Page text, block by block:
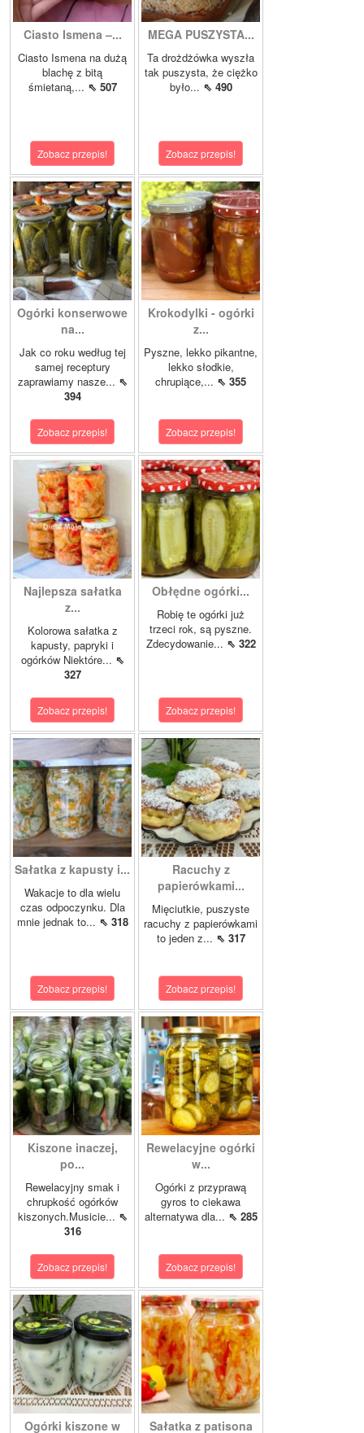
Ciasto Ismena –...
Ciasto Ismena na dużą
blachę z bitą
śmietaną,... ⇖ 507
Zobacz przepis!
MEGA PUSZYSTA...
Ta drożdżówka wyszła
tak puszysta, że ciężko
było... ⇖ 490
Zobacz przepis!
Ogórki konserwowe
na...
Jak co roku według tej
samej receptury
zaprawiamy nasze... ⇖
394
Zobacz przepis!
Krokodylki - ogórki
z...
Pyszne, lekko pikantne,
lekko słodkie,
chrupiące,... ⇖ 355
Zobacz przepis!
Najlepsza sałatka
z...
Kolorowa sałatka z
kapusty, papryki i
ogórków Niektóre... ⇖
327
Zobacz przepis!
Obłędne ogórki...
Robię te ogórki już
trzeci rok, są pyszne.
Zdecydowanie... ⇖ 322
Zobacz przepis!
Sałatka z kapusty i...
Wakacje to dla wielu
czas odpoczynku. Dla
mnie jednak to... ⇖ 318
Zobacz przepis!
Racuchy z
papierówkami...
Mięciutkie, puszyste
racuchy z papierówkami
to jeden z... ⇖ 317
Zobacz przepis!
Kiszone inaczej,
po...
Rewelacyjny smak i
chrupkość ogórków
kiszonych.Musicie... ⇖
316
Zobacz przepis!
Rewelacyjne ogórki
w...
Ogórki z przyprawą
gyros to ciekawa
alternatywa dla... ⇖ 285
Zobacz przepis!
Ogórki kiszone w Sałatka z patisona